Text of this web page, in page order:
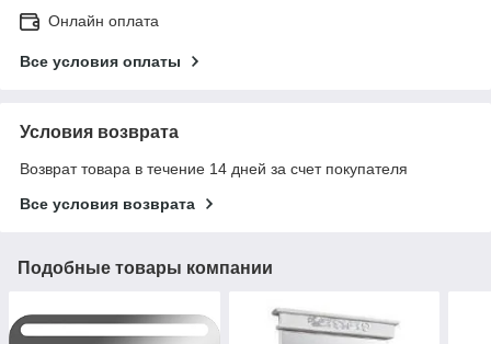
Онлайн оплата
Все условия оплаты
Условия возврата
Возврат товара в течение 14 дней за счет покупателя
Все условия возврата
Подобные товары компании